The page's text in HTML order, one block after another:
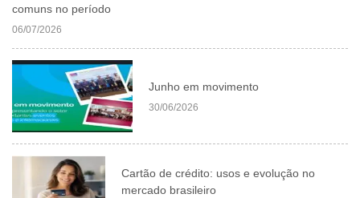
comuns no período
06/07/2026
Junho em movimento
30/06/2026
Cartão de crédito: usos e evolução no
mercado brasileiro